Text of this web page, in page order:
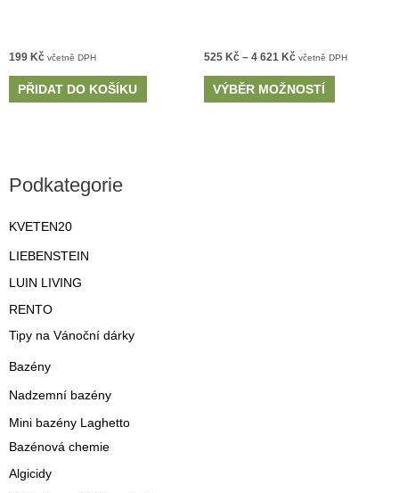
Podkategorie
KVETEN20
LIEBENSTEIN
LUIN LIVING
RENTO
Tipy na Vánoční dárky
Bazény
Nadzemní bazény
Mini bazény Laghetto
Bazénová chemie
Algicidy
199 Kč včetně DPH
PŘIDAT DO KOŠÍKU
525 Kč – 4 621 Kč včetně DPH
VÝBĚR MOŽNOSTÍ